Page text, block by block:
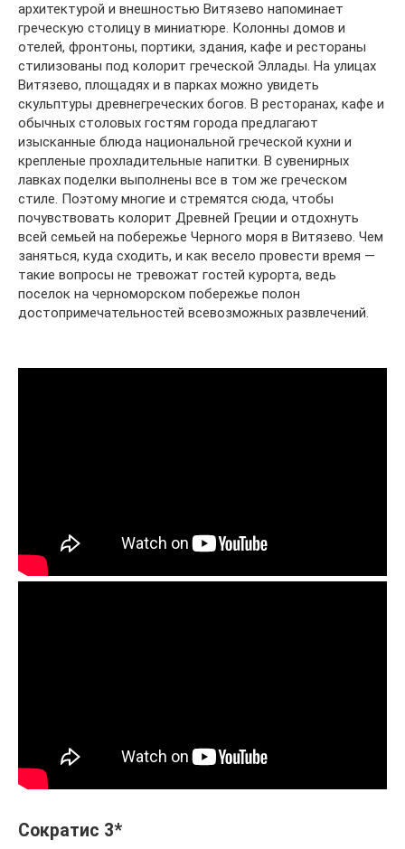
архитектурой и внешностью Витязево напоминает
греческую столицу в миниатюре. Колонны домов и
отелей, фронтоны, портики, здания, кафе и рестораны
стилизованы под колорит греческой Эллады. На улицах
Витязево, площадях и в парках можно увидеть
скульптуры древнегреческих богов. В ресторанах, кафе и
обычных столовых гостям города предлагают
изысканные блюда национальной греческой кухни и
крепленые прохладительные напитки. В сувенирных
лавках поделки выполнены все в том же греческом
стиле. Поэтому многие и стремятся сюда, чтобы
почувствовать колорит Древней Греции и отдохнуть
всей семьей на побережье Черного моря в Витязево. Чем
заняться, куда сходить, и как весело провести время —
такие вопросы не тревожат гостей курорта, ведь
поселок на черноморском побережье полон
достопримечательностей всевозможных развлечений.
Сократис 3*